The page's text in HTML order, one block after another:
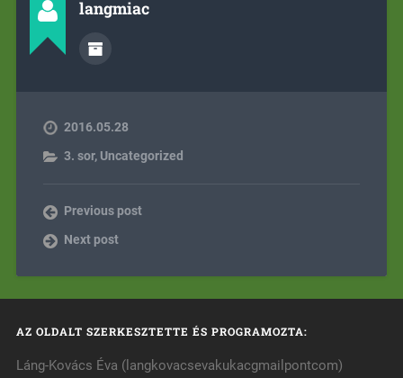
langmiac
2016.05.28
3. sor, Uncategorized
Previous post
Next post
AZ OLDALT SZERKESZTETTE ÉS PROGRAMOZTA:
Láng-Kovács Éva (langkovacsevakukacgmailpontcom)